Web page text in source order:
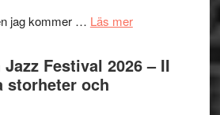
jag kommer … Läs merom
Håkan
Hellström
Festival 2026 – II
storheter och